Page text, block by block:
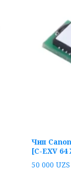
Чип
[C-EXV
50 000UZS